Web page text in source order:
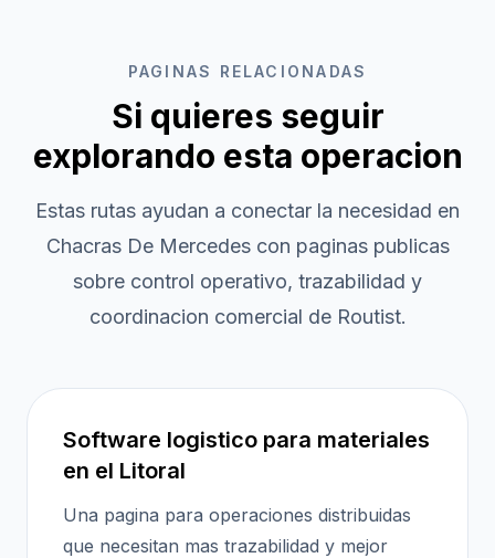
PAGINAS RELACIONADAS
Si quieres seguir
explorando esta operacion
Estas rutas ayudan a conectar la necesidad en
Chacras De Mercedescon paginas publicas
sobre control operativo, trazabilidad y
coordinacion comercial de Routist.
Software logistico para materiales
en el Litoral
Una pagina para operaciones distribuidas
que necesitan mas trazabilidad y mejor